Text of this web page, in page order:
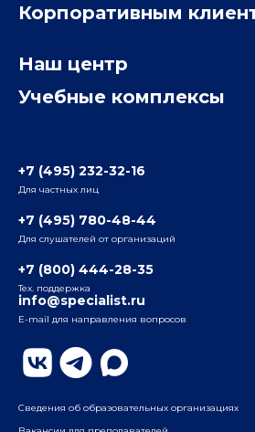
Учебные комплексы
Радио
ул. Радио, д.24, корпус 1, 2-й
ул. Воронцовская, д. 35Б, корп.2, 5-й
Бауманский
ул. Бауманская, д. 6, стр. 2, бизнес-
Плаза», 4-й этаж
Мастер-классы и вебинары
Корпоративным
Отзывы компаний
Наш центр
Информация о центре
+7 (495) 232-32-16
Для частных лиц
+7 (495) 780-48-44
Для слушателей от организаций
+7 (800) 444-28-35
Тех. поддержка
info@specialist.ru
E-mail для направления вопросов
Сведения об образовательных организациях